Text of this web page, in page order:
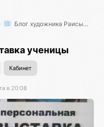
Блог художника Раисы Арефьевой
ученицы
Кабинет
в 20:08